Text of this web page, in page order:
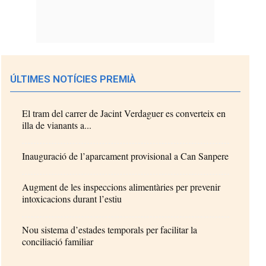
ÚLTIMES NOTÍCIES PREMIÀ
El tram del carrer de Jacint Verdaguer es converteix en
illa de vianants a...
Inauguració de l’aparcament provisional a Can Sanpere
Augment de les inspeccions alimentàries per prevenir
intoxicacions durant l’estiu
Nou sistema d’estades temporals per facilitar la
conciliació familiar